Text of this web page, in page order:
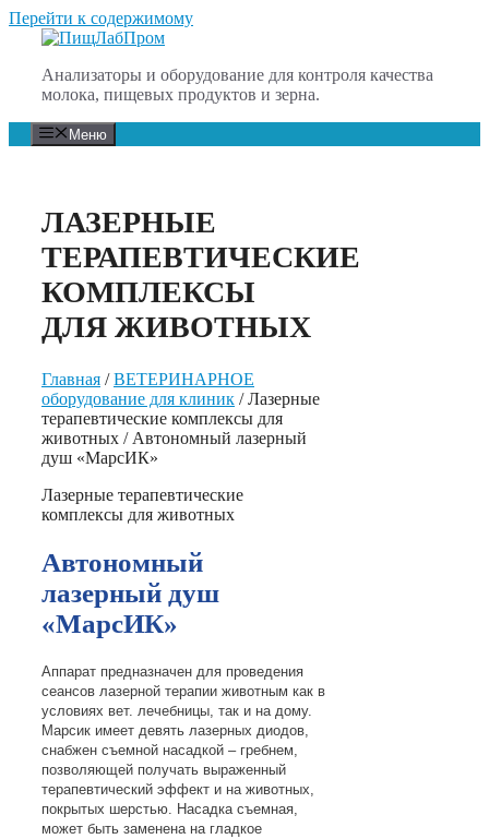
Перейти к содержимому
Анализаторы и оборудование для контроля качества
молока, пищевых продуктов и зерна.
Меню
ЛАЗЕРНЫЕ
ТЕРАПЕВТИЧЕСКИЕ
КОМПЛЕКСЫ
ДЛЯ ЖИВОТНЫХ
Главная /ВЕТЕРИНАРНОЕ
оборудование для клиник / Лазерные
терапевтические комплексы для
животных / Автономный лазерный
душ «МарсИК»
Лазерные терапевтические
комплексы для животных
Автономный
лазерный душ
«МарсИК»
Аппарат предназначен для проведения
сеансов лазерной терапии животным как в
условиях вет. лечебницы, так и на дому.
Марсик имеет девять лазерных диодов,
снабжен съемной насадкой – гребнем,
позволяющей получать выраженный
терапевтический эффект и на животных,
покрытых шерстью. Насадка съемная,
может быть заменена на гладкое